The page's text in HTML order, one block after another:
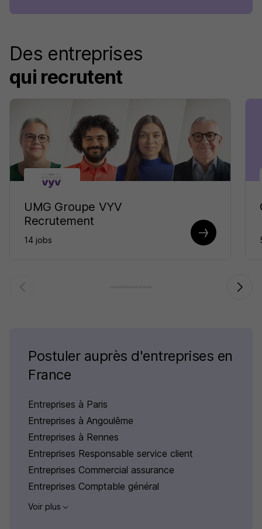
Des entreprises
qui recrutent
UMG Groupe VYV
Recrutement
14 jobs
Postuler auprès d'entreprises en
France
Entreprises à Paris
Entreprises à Angoulême
Entreprises à Rennes
Entreprises Responsable service client
Entreprises Commercial assurance
Entreprises Comptable général
Voir plus